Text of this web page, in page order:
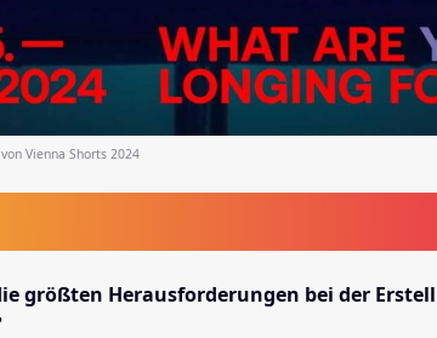
Vienna Shorts 2024
größten Herausforderungen bei der